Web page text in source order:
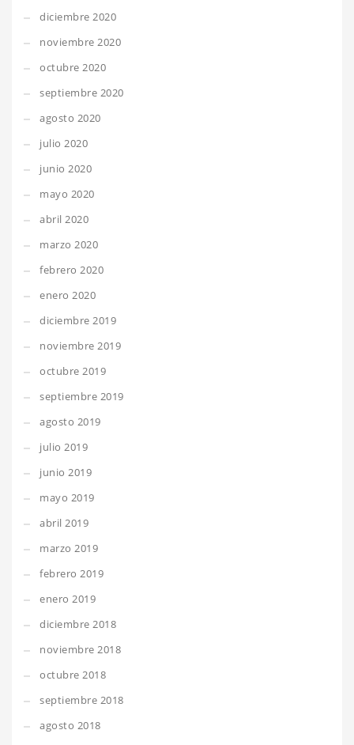
diciembre 2020
noviembre 2020
octubre 2020
septiembre 2020
agosto 2020
julio 2020
junio 2020
mayo 2020
abril 2020
marzo 2020
febrero 2020
enero 2020
diciembre 2019
noviembre 2019
octubre 2019
septiembre 2019
agosto 2019
julio 2019
junio 2019
mayo 2019
abril 2019
marzo 2019
febrero 2019
enero 2019
diciembre 2018
noviembre 2018
octubre 2018
septiembre 2018
agosto 2018